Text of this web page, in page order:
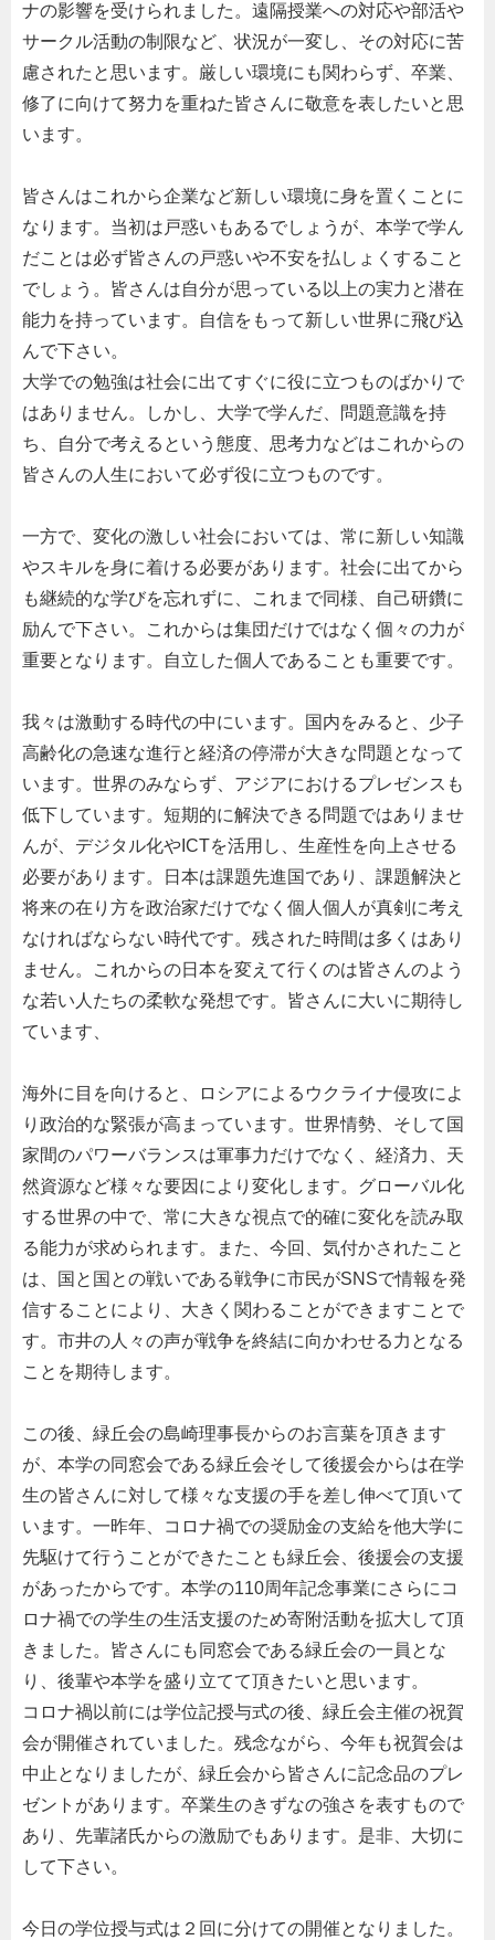
ナの影響を受けられました。遠隔授業への対応や部活や
サークル活動の制限など、状況が一変し、その対応に苦
慮されたと思います。厳しい環境にも関わらず、卒業、
修了に向けて努力を重ねた皆さんに敬意を表したいと思
います。
皆さんはこれから企業など新しい環境に身を置くことに
なります。当初は戸惑いもあるでしょうが、本学で学ん
だことは必ず皆さんの戸惑いや不安を払しょくすること
でしょう。皆さんは自分が思っている以上の実力と潜在
能力を持っています。自信をもって新しい世界に飛び込
んで下さい。
大学での勉強は社会に出てすぐに役に立つものばかりで
はありません。しかし、大学で学んだ、問題意識を持
ち、自分で考えるという態度、思考力などはこれからの
皆さんの人生において必ず役に立つものです。
一方で、変化の激しい社会においては、常に新しい知識
やスキルを身に着ける必要があります。社会に出てから
も継続的な学びを忘れずに、これまで同様、自己研鑽に
励んで下さい。これからは集団だけではなく個々の力が
重要となります。自立した個人であることも重要です。
我々は激動する時代の中にいます。国内をみると、少子
高齢化の急速な進行と経済の停滞が大きな問題となって
います。世界のみならず、アジアにおけるプレゼンスも
低下しています。短期的に解決できる問題ではありませ
んが、デジタル化や ICTを活用し、生産性を向上させる
必要があります。日本は課題先進国であり、課題解決と
将来の在り方を政治家だけでなく個人個人が真剣に考え
なければならない時代です。残された時間は多くはあり
ません。これからの日本を変えて行くのは皆さんのよう
な若い人たちの柔軟な発想です。皆さんに大いに期待し
ています、
海外に目を向けると、ロシアによるウクライナ侵攻によ
り政治的な緊張が高まっています。世界情勢、そして国
家間のパワーバランスは軍事力だけでなく、経済力、天
然資源など様々な要因により変化します。グローバル化
する世界の中で、常に大きな視点で的確に変化を読み取
る能力が求められます。また、今回、気付かされたこと
は、国と国との戦いである戦争に市民がSNSで情報を発
信することにより、大きく関わることができますことで
す。市井の人々の声が戦争を終結に向かわせる力となる
ことを期待します。
この後、緑丘会の島崎理事長からのお言葉を頂きます
が、本学の同窓会である緑丘会そして後援会からは在学
生の皆さんに対して様々な支援の手を差し伸べて頂いて
います。一昨年、コロナ禍での奨励金の支給を他大学に
先駆けて行うことができたことも緑丘会、後援会の支援
があったからです。本学の110周年記念事業にさらにコ
ロナ禍での学生の生活支援のため寄附活動を拡大して頂
きました。皆さんにも同窓会である緑丘会の一員とな
り、後輩や本学を盛り立てて頂きたいと思います。
コロナ禍以前には学位記授与式の後、緑丘会主催の祝賀
会が開催されていました。残念ながら、今年も祝賀会は
中止となりましたが、緑丘会から皆さんに記念品のプレ
ゼントがあります。卒業生のきずなの強さを表すもので
あり、先輩諸氏からの激励でもあります。是非、大切に
して下さい。
今日の学位授与式は２回に分けての開催となりました。